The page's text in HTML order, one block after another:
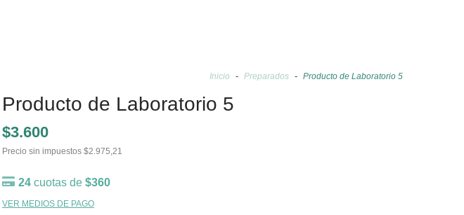
Inicio - Preparados - Producto de Laboratorio 5
Producto de Laboratorio 5
$3.600
Precio sin impuestos $2.975,21
24 cuotas de $360
VER MEDIOS DE PAGO